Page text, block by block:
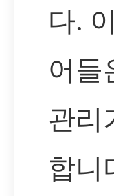
다.
어들
관리
합니